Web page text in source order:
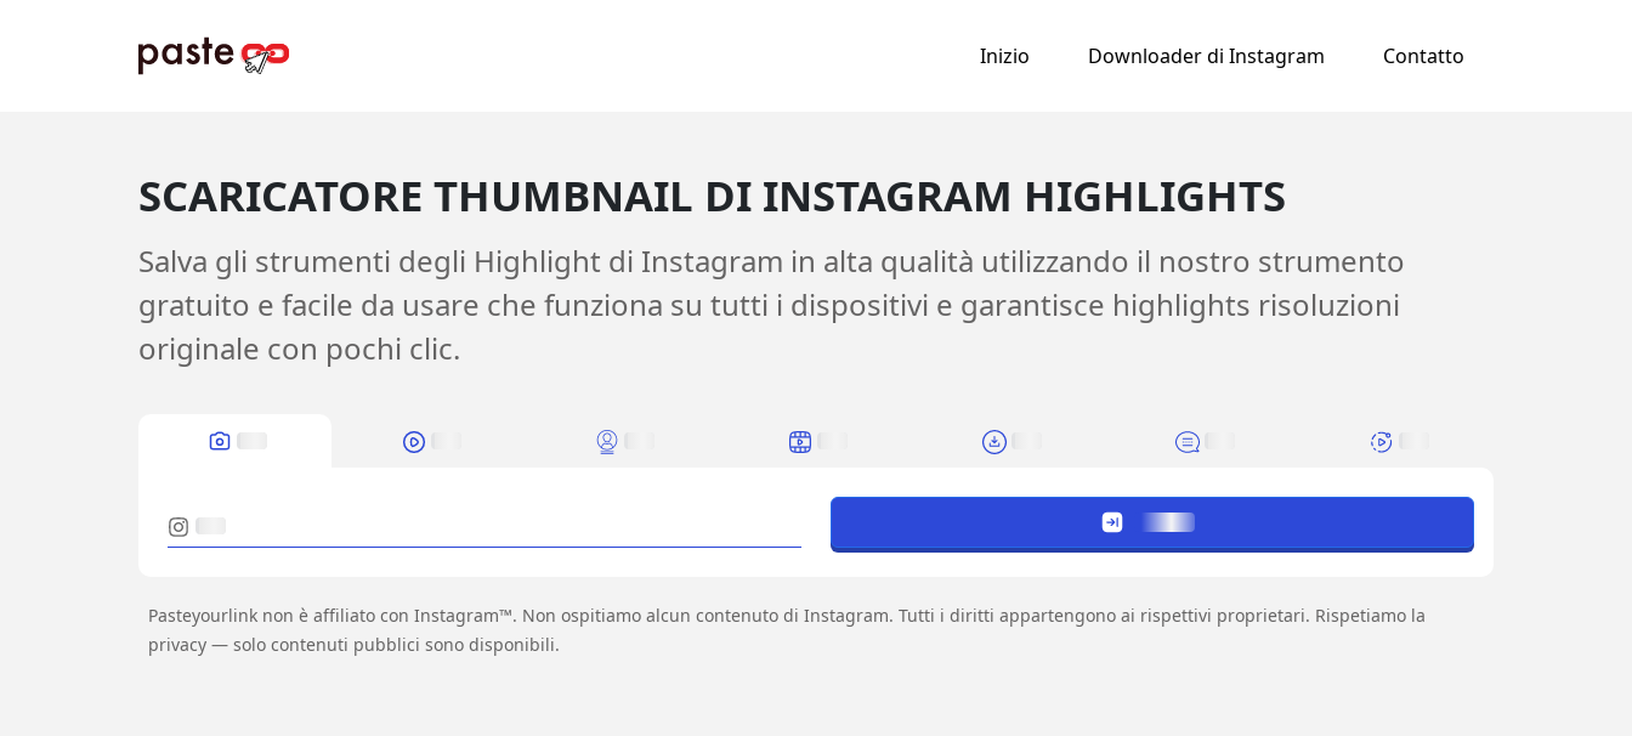
Inizio Downloader di Instagram Contatto
SCARICATORE THUMBNAIL DI INSTAGRAM HIGHLIGHTS
Salva gli strumenti degli Highlight di Instagram in alta qualità utilizzando il nostro strumento
gratuito e facile da usare che funziona su tutti i dispositivi e garantisce highlights risoluzioni
originale con pochi clic.
Pasteyourlink non è affiliato con Instagram™. Non ospitiamo alcun contenuto di Instagram. Tutti i diritti appartengono ai rispettivi proprietari. Rispetiamo la
privacy — solo contenuti pubblici sono disponibili.